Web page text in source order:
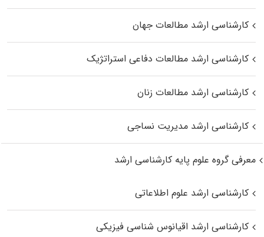
کارشناسی ارشد مطالعات جهان
کارشناسی ارشد مطالعات دفاعی استراتژیک
کارشناسی ارشد مطالعات زنان
کارشناسی ارشد مدیریت نساجی
معرفی گروه علوم پایه کارشناسی ارشد
کارشناسی ارشد علوم اطلاعاتی
کارشناسی ارشد اقیانوس‌ شناسی فیزیکی